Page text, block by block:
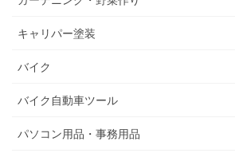
キャリパー塗装
バイク
バイク自動車ツール
パソコン用品・事務用品